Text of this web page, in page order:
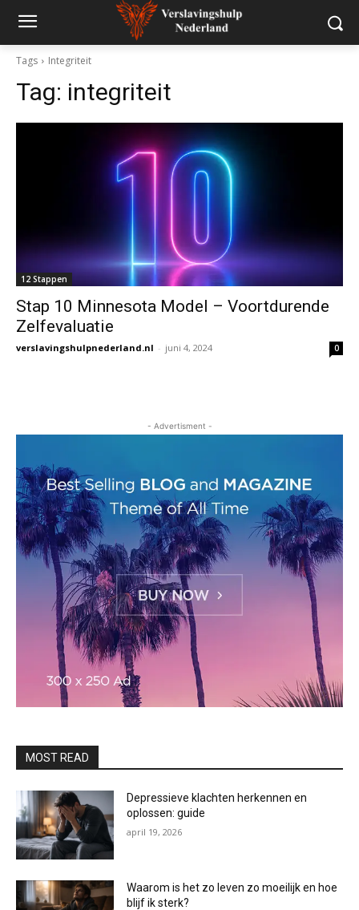
Tags Integriteit
Tag: integriteit
12 Stappen
Stap 10 Minnesota Model – Voortdurende
Zelfevaluatie
verslavingshulpnederland.nl - juni 4, 2024 0
- Advertisment -
MOST READ
Depressieve klachten herkennen en
oplossen: guide
april 19, 2026
Waarom is het zo leven zo moeilijk en hoe
blijf ik sterk?